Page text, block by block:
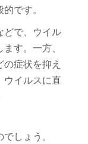
です。
どで、ウイル
す。一方、
症状を抑え
ウイルスに直
しょう。